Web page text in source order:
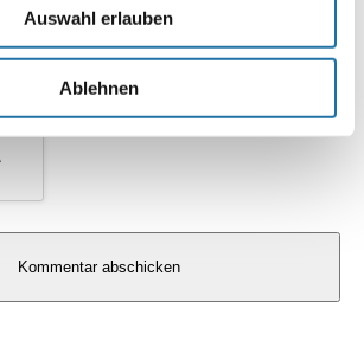
Auswahl erlauben
Ablehnen